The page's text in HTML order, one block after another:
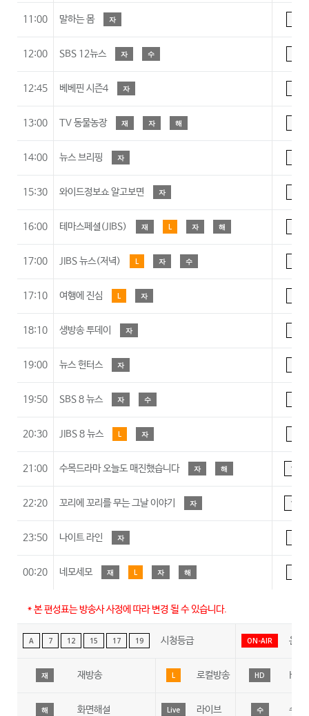
11:00 말하는 몸 자
12:00 SBS 12뉴스 자 수
12:45 베베핀 시즌4 자
13:00 TV 동물농장 재 자 해
14:00 뉴스 브리핑 자
15:30 와이드정보쇼 알고보면 자
16:00 테마스페셜(JIBS) 재 L 자 해
17:00 JIBS 뉴스(저녁) L 자 수
17:10 여행에 진심 L 자
18:10 생방송 투데이 자
19:00 뉴스 헌터스 자
19:50 SBS 8 뉴스 자 수
20:30 JIBS 8 뉴스 L 자
21:00 수목드라마 오늘도 매진했습니다 자 해 15
22:20 꼬리에 꼬리를 무는 그날 이야기 자 15
23:50 나이트 라인 자
00:20 네모세모 재 L 자 해
* 본 편성표는 방송사 사정에 따라 변경 될 수 있습니다.
A 7 12 15 17 19 시청등급 ON-AIR 온에
재 재방송 L 로컬방송 HD HD
해 화면해설 Live 라이브 수 수어